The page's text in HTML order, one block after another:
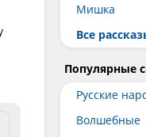
Мишка
Все
Популярные
Русские
Волшебные